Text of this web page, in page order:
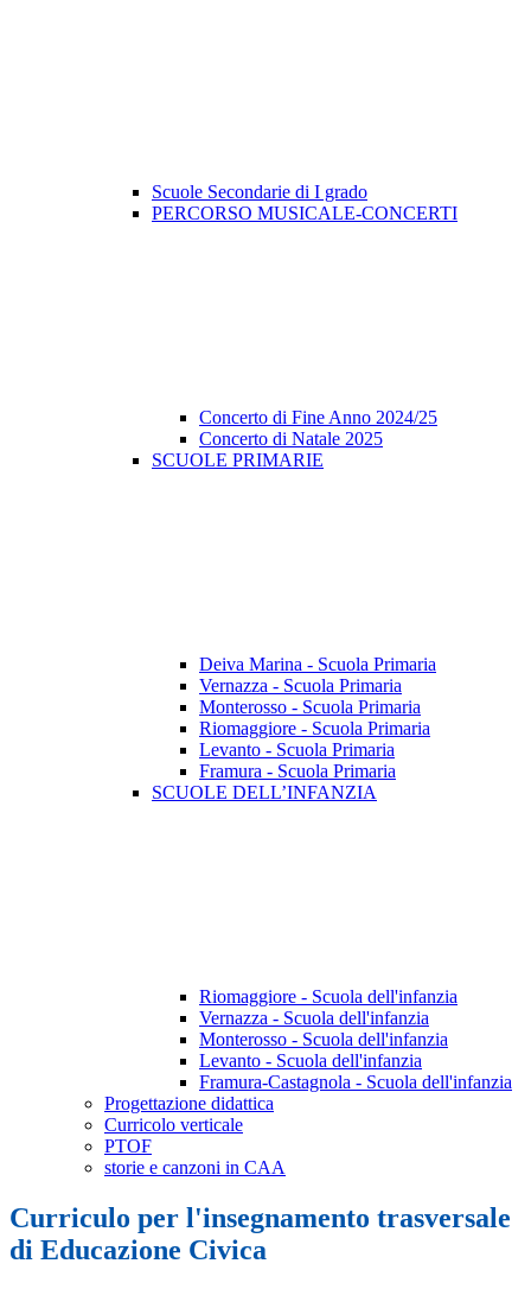
Scuole Secondarie di I grado
PERCORSO MUSICALE-CONCERTI
Concerto di Fine Anno 2024/25
Concerto di Natale 2025
SCUOLE PRIMARIE
Deiva Marina - Scuola Primaria
Vernazza - Scuola Primaria
Monterosso - Scuola Primaria
Riomaggiore - Scuola Primaria
Levanto - Scuola Primaria
Framura - Scuola Primaria
SCUOLE DELL’INFANZIA
Riomaggiore - Scuola dell'infanzia
Vernazza - Scuola dell'infanzia
Monterosso - Scuola dell'infanzia
Levanto - Scuola dell'infanzia
Framura-Castagnola - Scuola dell'infanzia
Progettazione didattica
Curricolo verticale
PTOF
storie e canzoni in CAA
Curriculo per l'insegnamento trasversale
di Educazione Civica